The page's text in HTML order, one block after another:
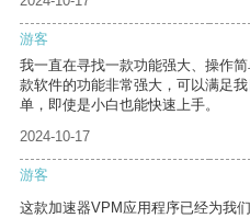
游客
我一直在寻找一款功能强大、操作
款软件的功能非常强大，可以满足
单，即使是小白也能快速上手。
2024-10-17
游客
这款加速器VPM应用程序已经为我